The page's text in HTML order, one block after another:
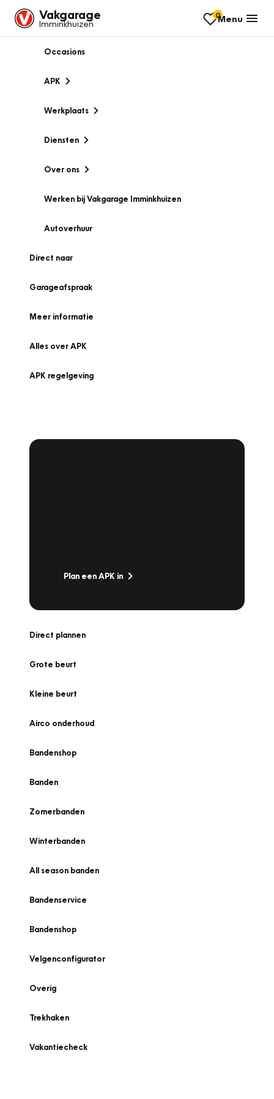
Vakgarage
Imminkhuizen
0Menu
Occasions
APK
Werkplaats
Diensten
Over ons
Werken bij Vakgarage Imminkhuizen
Autoverhuur
Direct naar
Garageafspraak
Meer informatie
Alles over APK
APK regelgeving
Plan een APK in
Direct plannen
Grote beurt
Kleine beurt
Airco onderhoud
Bandenshop
Banden
Zomerbanden
Winterbanden
All season banden
Bandenservice
Bandenshop
Velgenconfigurator
Overig
Trekhaken
Vakantiecheck